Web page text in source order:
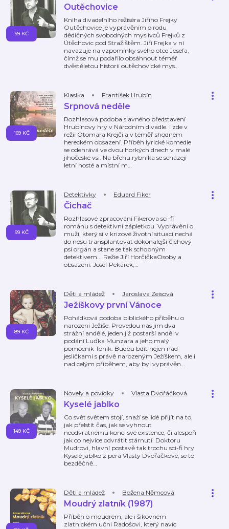
Outěchovice
Kniha divadelního režiséra Jiřího Frejky
Outěchovice je vyprávěním o rodu
dědičných svobodných myslivců Frejků z
Útěchovic pod Stražištěm. Jiří Frejka v ní
navazuje na vzpomínky svého otce Josefa,
čímž se mu podařilo obsáhnout téměř
dvěstěletou historii outěchovické mys…
99 KČ
Klasika František Hrubín
Srpnová neděle
Rozhlasová podoba slavného představení
Hrubínovy hry v Národním divadle. I zde v
režii Otomara Krejči a v téměř shodném
hereckém obsazení. Příběh lyrické komedie
se odehrává ve dvou horkých dnech v malé
jihočeské vsi. Na břehu rybníka se scházejí
letní hosté a místní m…
169 KČ
Detektivky Eduard Fiker
Čichač
Rozhlasové zpracování Fikerova sci-fi
románu s detektivní zápletkou. Vyprávění o
muži, který si v krizové životní situaci nechá
do nosu transplantovat dokonalejší čichový
psí orgán a stane se tak schopným
detektivem... Režie Jiří HorčičkaOsoby a
obsazení: Josef Pekárek,…
99 KČ
Děti a mládež Jaroslava Zeisová
Ježíškovy první Vánoce
Pohádková podoba biblického příběhu o
narození Ježíše. Provedou nás jím dva
strážní andělé, jeden již postarší anděl v
podání Luďka Munzara a jeho malý
pomocník Toník. Budou bdít nejen nad
jesličkami s právě narozeným Ježíškem, ale i
nad celým příběhem, aby byl vyprávěn…
89 KČ
Novely a povídky Vlasta Dvořáčková
Kyselé jablko
Co svět světem stojí, snaží se lidé přijít na to,
jak přelstít čas, jak se vyhnout
neodvratnému konci své existence, či alespoň
jak co nejvíce odvrátit stárnutí. Doktoru
Mudrovi, hlavní postavě tak trochu sci-fi hry
Kyselé jablko z pera Vlasty Dvořáčkové, se to
bezděčně…
149 KČ
Děti a mládež Božena Němcová
Moudrý zlatník (1987)
Příběh o moudrém, ale i šikovném
zlatnickém učni Radošovi, který navíc